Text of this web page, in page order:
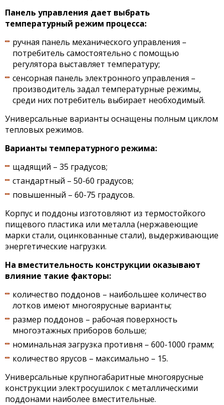
Панель управления дает выбрать
температурный режим процесса:
ручная панель механического управления –
потребитель самостоятельно с помощью
регулятора выставляет температуру;
сенсорная панель электронного управления –
производитель задал температурные режимы,
среди них потребитель выбирает необходимый.
Универсальные варианты оснащены полным циклом
тепловых режимов.
Варианты температурного режима:
щадящий – 35 градусов;
стандартный – 50-60 градусов;
повышенный – 60-75 градусов.
Корпус и поддоны изготовляют из термостойкого
пищевого пластика или металла (нержавеющие
марки стали, оцинкованные стали), выдерживающие
энергетические нагрузки.
На вместительность конструкции оказывают
влияние такие факторы:
количество поддонов – наибольшее количество
лотков имеют многоярусные варианты;
размер поддонов – рабочая поверхность
многоэтажных приборов больше;
номинальная загрузка противня – 600-1000 грамм;
количество ярусов – максимально – 15.
Универсальные крупногабаритные многоярусные
конструкции электросушилок с металлическими
поддонами наиболее вместительные.